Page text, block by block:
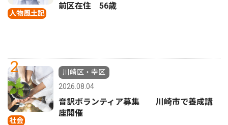
人物風土記
前区在住 56歳
2
社会
川崎区・幸区
2026.08.04
音訳ボランティア募集 川崎市で養成講
座開催